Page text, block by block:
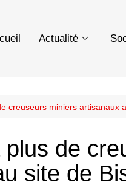
Actualité
creuseurs miniers artisanaux
plus de
site de